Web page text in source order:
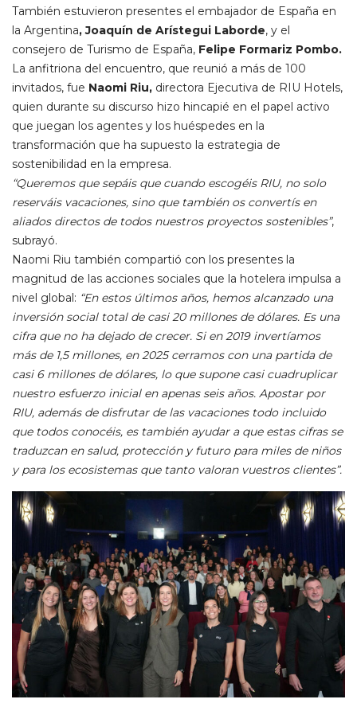
También estuvieron presentes el embajador de España en
la Argentina, Joaquín de Arístegui Laborde, y el
consejero de Turismo de España, Felipe Formariz Pombo.
La anfitriona del encuentro, que reunió a más de 100
invitados, fue Naomi Riu, directora Ejecutiva de RIU Hotels,
quien durante su discurso hizo hincapié en el papel activo
que juegan los agentes y los huéspedes en la
transformación que ha supuesto la estrategia de
sostenibilidad en la empresa.
“Queremos que sepáis que cuando escogéis RIU, no solo
reserváis vacaciones, sino que también os convertís en
aliados directos de todos nuestros proyectos sostenibles”,
subrayó.
Naomi Riu también compartió con los presentes la
magnitud de las acciones sociales que la hotelera impulsa a
nivel global: “En estos últimos años, hemos alcanzado una
inversión social total de casi 20 millones de dólares. Es una
cifra que no ha dejado de crecer. Si en 2019 invertíamos
más de 1,5 millones, en 2025 cerramos con una partida de
casi 6 millones de dólares, lo que supone casi cuadruplicar
nuestro esfuerzo inicial en apenas seis años. Apostar por
RIU, además de disfrutar de las vacaciones todo incluido
que todos conocéis, es también ayudar a que estas cifras se
traduzcan en salud, protección y futuro para miles de niños
y para los ecosistemas que tanto valoran vuestros clientes”.